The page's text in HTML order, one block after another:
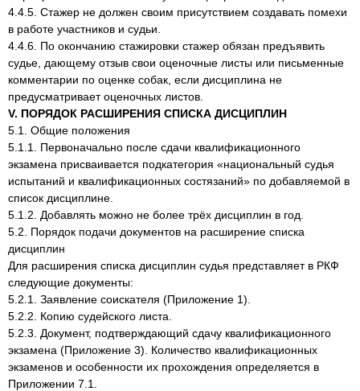
4.4.5. Стажер не должен своим присутствием создавать помехи
в работе участников и судьи.
4.4.6. По окончанию стажировки стажер обязан предъявить
судье, дающему отзыв свои оценочные листы или письменные
комментарии по оценке собак, если дисциплина не
предусматривает оценочных листов.
V. ПОРЯДОК РАСШИРЕНИЯ СПИСКА ДИСЦИПЛИН
5.1. Общие положения
5.1.1. Первоначально после сдачи квалификационного
экзамена присваивается подкатегория «национальный судья
испытаний и квалификационных состязаний» по добавляемой в
список дисциплине.
5.1.2. Добавлять можно не более трёх дисциплин в год.
5.2. Порядок подачи документов на расширение списка
дисциплин
Для расширения списка дисциплин судья представляет в РКФ
следующие документы:
5.2.1. Заявление соискателя (Приложение 1).
5.2.2. Копию судейского листа.
5.2.3. Документ, подтверждающий сдачу квалификационного
экзамена (Приложение 3). Количество квалификационных
экзаменов и особенности их прохождения определяется в
Приложении 7.1.